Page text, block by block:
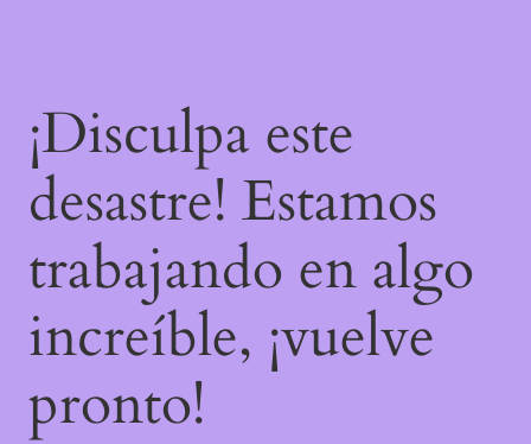
¡Disculpa este
desastre! Estamos
trabajando en algo
increíble, ¡vuelve
pronto!